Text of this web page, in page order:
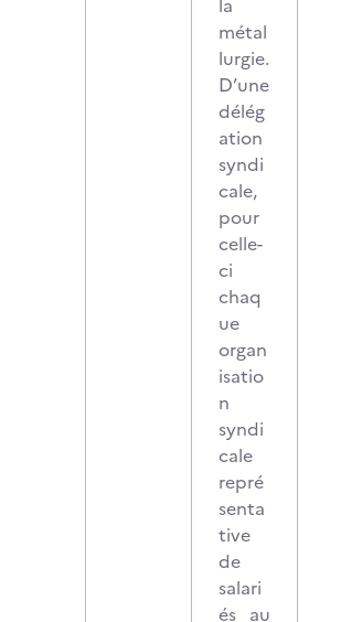
la
métal
lurgie.
D’une
délég
ation
syndi
cale,
pour
celle-
ci
chaq
ue
organ
isatio
n
syndi
cale
repré
senta
tive
de
salari
és au